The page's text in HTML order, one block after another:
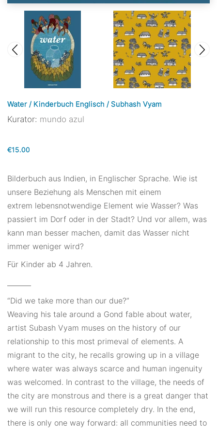
Water / Kinderbuch Englisch / Subhash Vyam
Kurator: mundo azul
€15.00
Bilderbuch aus Indien, in Englischer Sprache. Wie ist
unsere Beziehung als Menschen mit einem
extrem lebensnotwendige Element wie Wasser? Was
passiert im Dorf oder in der Stadt? Und vor allem, was
kann man besser machen, damit das Wasser nicht
immer weniger wird?
Für Kinder ab 4 Jahren.
“Did we take more than our due?”
Weaving his tale around a Gond fable about water,
artist Subash Vyam muses on the history of our
relationship to this most primeval of elements. A
migrant to the city, he recalls growing up in a village
where water was always scarce and human ingenuity
was welcomed. In contrast to the village, the needs of
the city are monstrous and there is a great danger that
we will run this resource completely dry. In the end,
there is only one way forward: all communities need to